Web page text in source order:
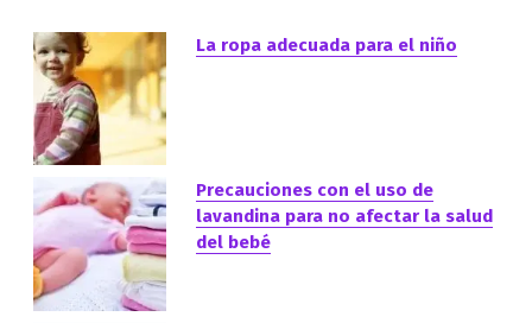
La ropa adecuada para el niño
Precauciones con el uso de
lavandina para no afectar la salud
del bebé